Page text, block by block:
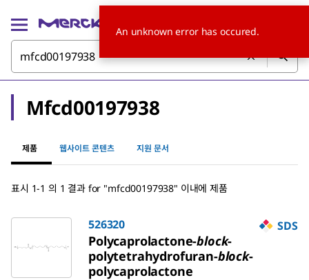
Mfcd00197938
제품 웹사이트 콘텐츠 지원 문서
표시 1-1 의 1 결과 for "mfcd00197938" 이내에 제품
526320 SDS
Polycaprolactone-block-
polytetrahydrofuran-block-
polycaprolactone
An unknown error has occured.